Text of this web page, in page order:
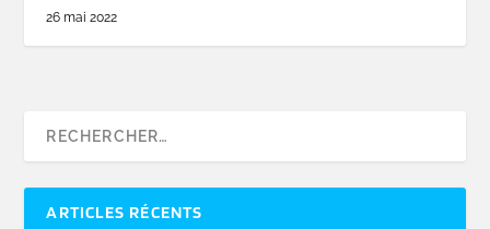
26 mai 2022
ARTICLES RÉCENTS